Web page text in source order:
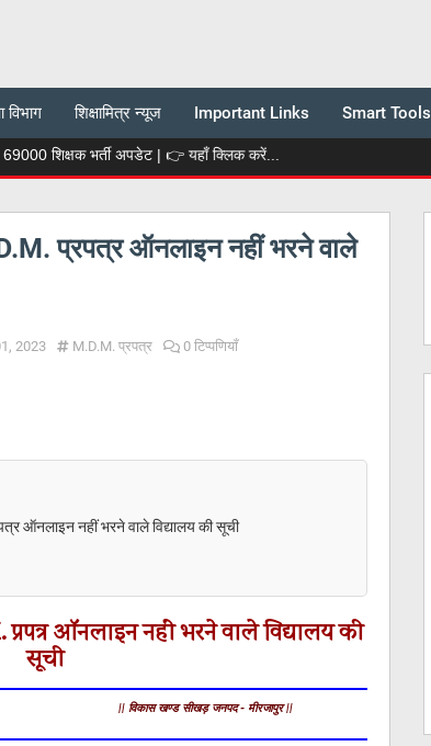
विभाग शिक्षामित्र न्यूज Important Links Smart Tools
भर्ती अपडेट | 👉 यहाँ क्लिक करें...
प्रपत्र ऑनलाइन नहीं भरने वाले
2023 M.D.M. प्रपत्र 0 टिप्पणियाँ
ऑनलाइन नहीं भरने वाले विद्यालय की सूची
ऑनलाइन नहीं भरने वाले विद्यालय की
सूची
|| विकास खण्ड सीखड़ जनपद - मीरजापुर ||